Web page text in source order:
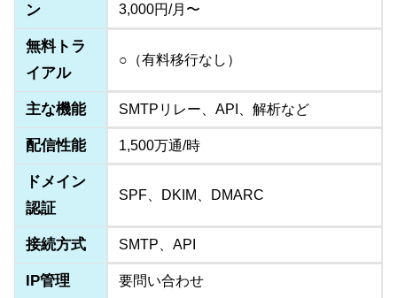
ン 3,000円/月〜
無料トラ
イアル
○（有料移行なし）
主な機能 SMTPリレー、API、解析など
配信性能 1,500万通/時
ドメイン
認証
SPF、DKIM、DMARC
接続方式 SMTP、API
IP管理 要問い合わせ